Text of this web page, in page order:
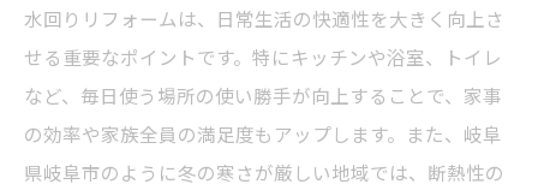
給湯器交換で失敗しない業者選びのコツ
給湯器の省エネ性能を活かしたリフォーム
提案
リフォーム岐阜市で給湯器交換する際の注
意点
水回りリフォームは、日常生活の快適性を大きく向上さ
せる重要なポイントです。特にキッチンや浴室、トイレ
など、毎日使う場所の使い勝手が向上することで、家事
の効率や家族全員の満足度もアップします。また、岐阜
県岐阜市のように冬の寒さが厳しい地域では、断熱性の